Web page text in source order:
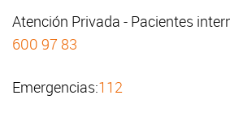
Atención Privada - Pacientes
600 97 83
Emergencias:112